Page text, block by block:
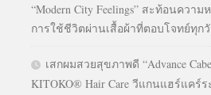
“Modern City Feelings” สะท้อนควา
การใช้ชีวิตผ่านเสื้อผ้าที่ตอบโจทย์ทุก
เสกผมสวยสุขภาพดี “Advance
KITOKO® Hair Care วีแกนแฮร์แคร์